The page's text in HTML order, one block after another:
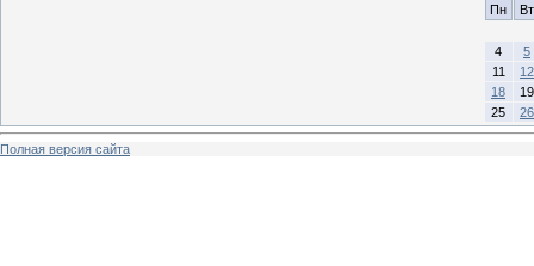
Пн
Вт
4
5
11
12
18
19
25
26
Полная версия сайта